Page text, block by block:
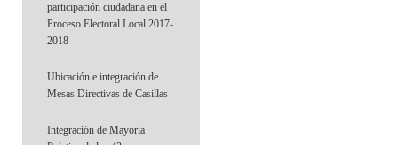
participación ciudadana en el
Proceso Electoral Local 2017-
2018
Ubicación e integración de
Mesas Directivas de Casillas
Integración de Mayoría